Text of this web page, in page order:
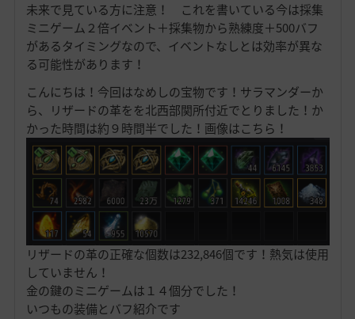
入
り
未来で見ている方に注意！ これを書いている今は採集
ミニゲーム２倍イベント＋採集物から熟練度＋500バフ
があるタイミングなので、イベントなしとは効率が異な
る可能性があります！
こんにちは！今回はなめしの宝物です！サラマンダーか
ら、リザードの革をを北西部関所付近でとりました！か
かった時間は約９時間半でした！画像はこちら！
リザードの革の正確な個数は232,846個です！熱気は使用
していません！
金の鍵のミニゲームは１４個分でした！
いつもの装備とバフ紹介です